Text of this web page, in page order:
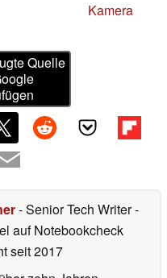
Kamera
Quelle
- Senior Tech Writer-
auf Notebookcheck
seit 2017